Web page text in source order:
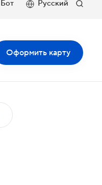
Русский
Оформить карту